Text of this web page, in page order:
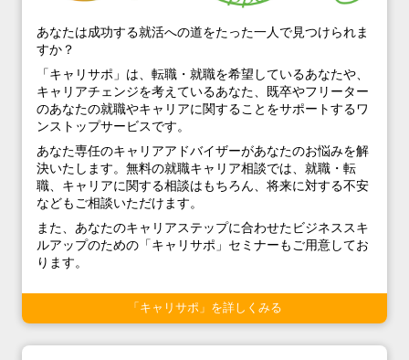
あなたは成功する就活への道をたった一人で見つけられま
すか？
「キャリサポ」は、転職・就職を希望しているあなたや、
キャリアチェンジを考えているあなた、既卒やフリーター
のあなたの就職やキャリアに関することをサポートするワ
ンストップサービスです。
あなた専任のキャリアアドバイザーがあなたのお悩みを解
決いたします。無料の就職キャリア相談では、就職・転
職、キャリアに関する相談はもちろん、将来に対する不安
などもご相談いただけます。
また、あなたのキャリアステップに合わせたビジネススキ
ルアップのための「キャリサポ」セミナーもご用意してお
ります。
「キャリサポ」を詳しくみる